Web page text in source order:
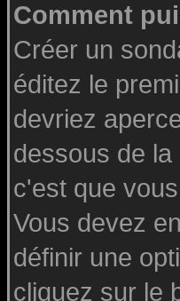
Comment
Créer un
éditez le
devriez
dessous de la
c'est que
Vous devez
définir une
cliquez sur le